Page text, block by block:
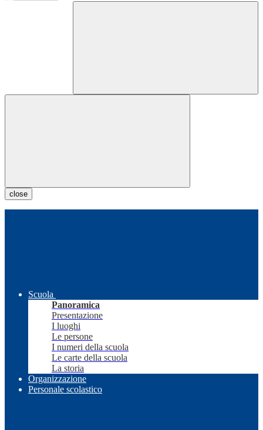
close
Scuola
Panoramica
Presentazione
I luoghi
Le persone
I numeri della scuola
Le carte della scuola
La storia
Organizzazione
Personale scolastico